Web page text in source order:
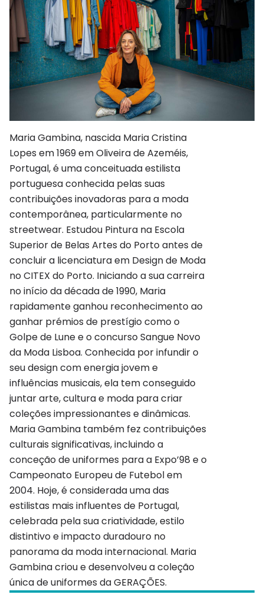
Maria Gambina, nascida Maria Cristina
Lopes em 1969 em Oliveira de Azeméis,
Portugal, é uma conceituada estilista
portuguesa conhecida pelas suas
contribuições inovadoras para a moda
contemporânea, particularmente no
streetwear. Estudou Pintura na Escola
Superior de Belas Artes do Porto antes de
concluir a licenciatura em Design de Moda
no CITEX do Porto. Iniciando a sua carreira
no início da década de 1990, Maria
rapidamente ganhou reconhecimento ao
ganhar prémios de prestígio como o
Golpe de Lune e o concurso Sangue Novo
da Moda Lisboa. Conhecida por infundir o
seu design com energia jovem e
influências musicais, ela tem conseguido
juntar arte, cultura e moda para criar
coleções impressionantes e dinâmicas.
Maria Gambina também fez contribuições
culturais significativas, incluindo a
conceção de uniformes para a Expo’98 e o
Campeonato Europeu de Futebol em
2004. Hoje, é considerada uma das
estilistas mais influentes de Portugal,
celebrada pela sua criatividade, estilo
distintivo e impacto duradouro no
panorama da moda internacional. Maria
Gambina criou e desenvolveu a coleção
única de uniformes da GERAÇÕES.